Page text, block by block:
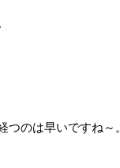
のは早いですね～。